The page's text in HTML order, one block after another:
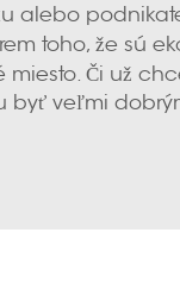
alebo
toho, že sú
miesto. Či už
veľmi